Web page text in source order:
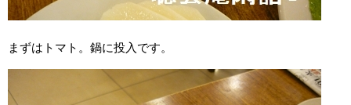
まずはトマト。鍋に投入です。